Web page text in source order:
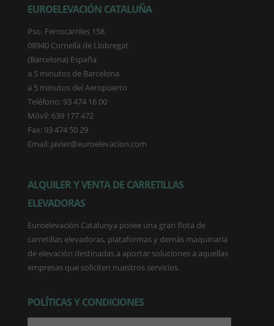
EUROELEVACIÓN CATALUÑA
Pso. Ferrocarriles 158
08940 Cornellà de Llobregat
(Barcelona) España
a 5 minutos de Barcelona
a 5 minutos del Aeropuerto
Teléfono: 93 474 16 00
Móvil: 639 177 472
Fax: 93 474 50 29
Email: javier@euroelevacion.com
ALQUILER Y VENTA DE CARRETILLAS
ELEVADORAS
Euroelevación Catalunya posee una gran flota de
carretillas elevadoras, plataformas y demás maquinaria
de elevación destinadas a aportar soluciones a aquellas
empresas que soliciten nuestros servicios.
POLÍTICAS Y CONDICIONES